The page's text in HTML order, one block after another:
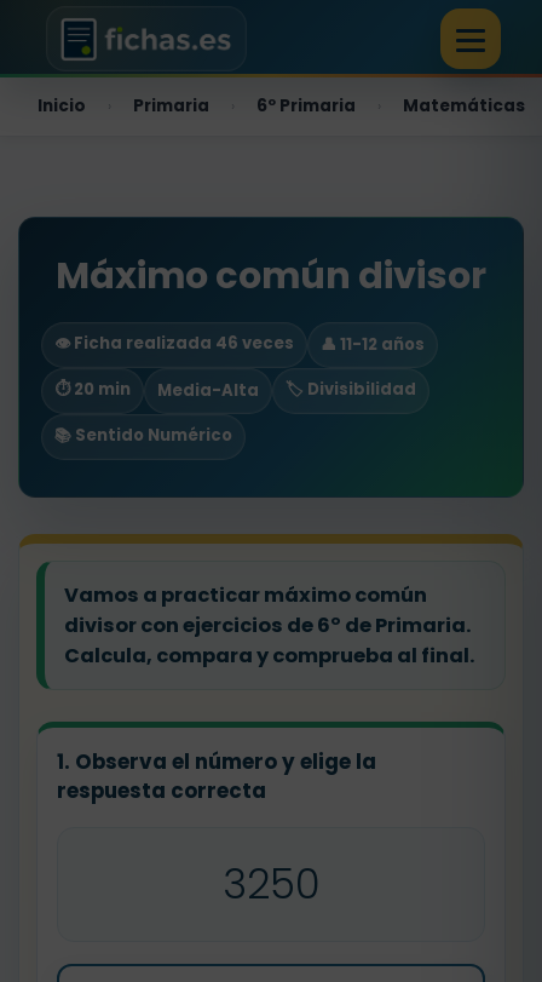
Inicio Primaria 6º Primaria Matemáticas
Máximo común divisor
👁️ Ficha realizada 46 veces
👤 11-12 años
⏱ 20 min
Media-Alta
🏷️ Divisibilidad
📚 Sentido Numérico
Vamos a practicar máximo común
divisor con ejercicios de 6º de Primaria.
Calcula, compara y comprueba al final.
1. Observa el número y elige la
respuesta correcta
3250